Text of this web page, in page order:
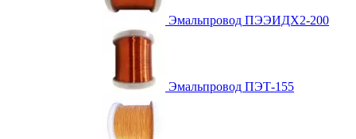
Эмальпровод ПЭЭИДХ2-200
Эмальпровод ПЭТ-155